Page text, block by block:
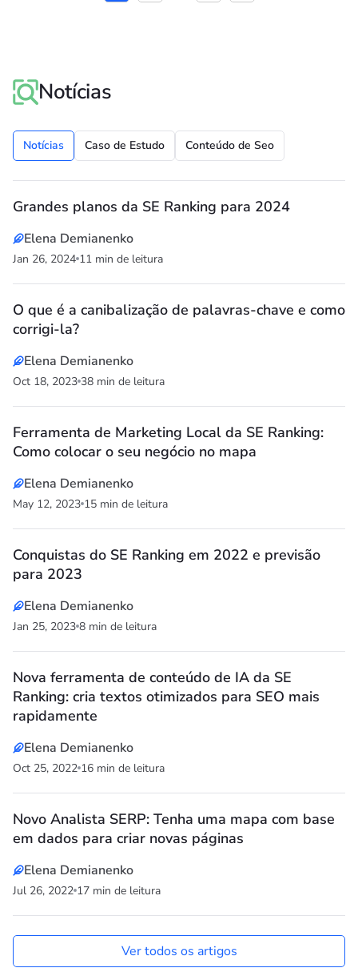
Notícias
Notícias Caso de Estudo Conteúdo de Seo
Grandes planos da SE Ranking para 2024
Elena Demianenko
Jan 26, 2024 11 min de leitura
O que é a canibalização de palavras-chave e como
corrigi-la?
Elena Demianenko
Oct 18, 2023 38 min de leitura
Ferramenta de Marketing Local da SE Ranking:
Como colocar o seu negócio no mapa
Elena Demianenko
May 12, 2023 15 min de leitura
Conquistas do SE Ranking em 2022 e previsão
para 2023
Elena Demianenko
Jan 25, 2023 8 min de leitura
Nova ferramenta de conteúdo de IA da SE
Ranking: cria textos otimizados para SEO mais
rapidamente
Elena Demianenko
Oct 25, 2022 16 min de leitura
Novo Analista SERP: Tenha uma mapa com base
em dados para criar novas páginas
Elena Demianenko
Jul 26, 2022 17 min de leitura
Ver todos os artigos